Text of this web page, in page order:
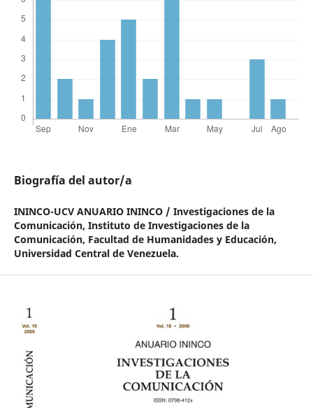
Biografía del autor/a
ININCO-UCV ANUARIO ININCO / Investigaciones de la
Comunicación, Instituto de Investigaciones de la
Comunicación, Facultad de Humanidades y Educación,
Universidad Central de Venezuela.